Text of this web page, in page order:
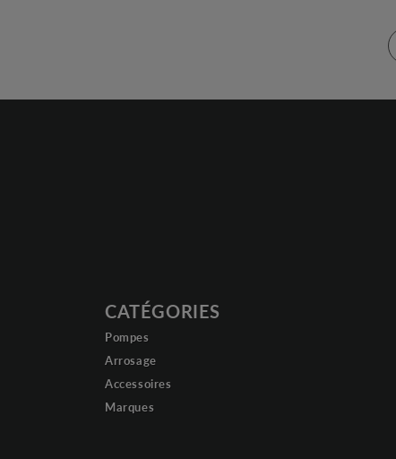
CATÉGORIES
Pompes
Arrosage
Accessoires
Marques